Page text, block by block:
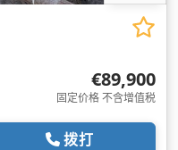
€89,900
固定价格 不含增值税
拨打